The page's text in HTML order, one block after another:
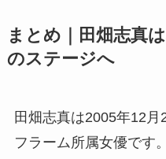
まとめ｜田畑志真
のステージへ
田畑志真は2005年12
フラーム所属女優です